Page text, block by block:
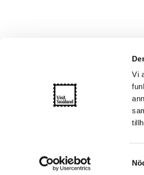
Vi
a
Genom
Genom slottets 800